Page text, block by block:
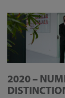
2020 –